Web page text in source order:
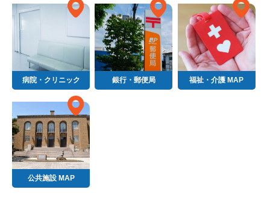
病院・クリニック 銀行・郵便局 福祉・介護 MAP
公共施設 MAP